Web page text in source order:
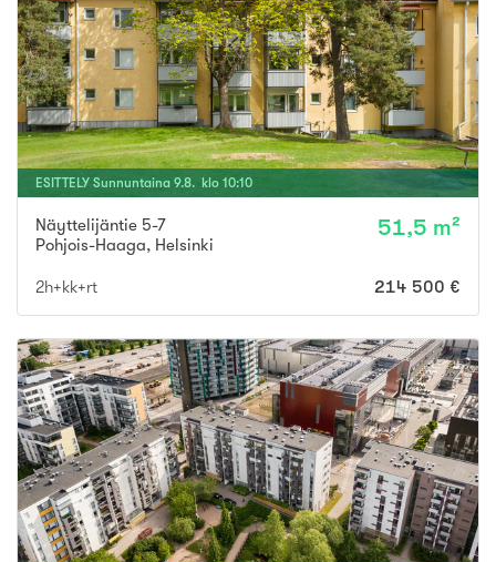
ESITTELY Sunnuntaina 9.8. klo 10:10
Näyttelijäntie 5-7
Pohjois-Haaga, Helsinki
51,5 m²
2h+kk+rt 214 500 €